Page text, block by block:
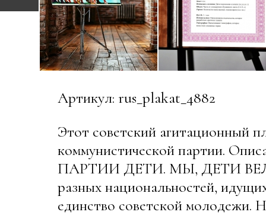
Артикул: rus_plakat_4882
Этот советский агитационный
коммунистической партии.
ПАРТИИ ДЕТИ. МЫ, ДЕТИ
разных национальностей,
единство советской молодежи.